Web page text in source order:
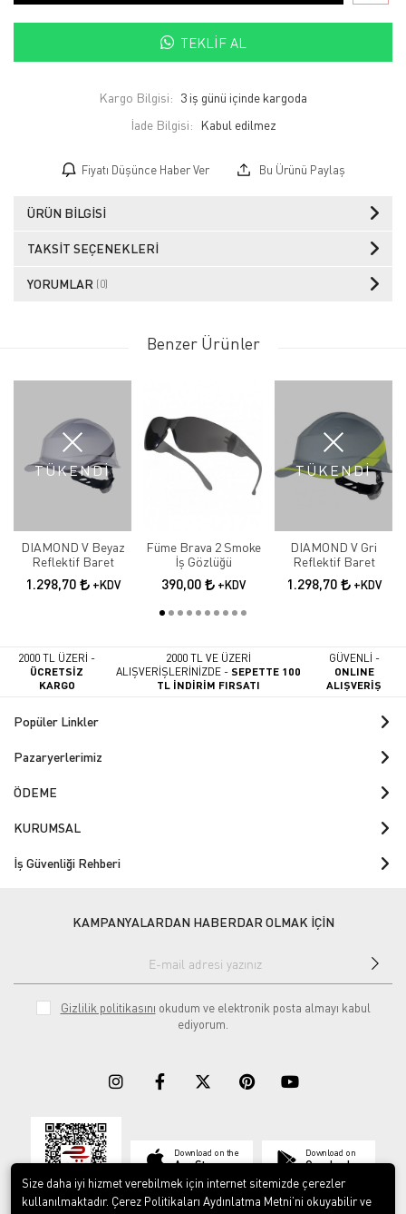
TEKLIF AL
Kargo Bilgisi: 3 iş günü içinde kargoda
İade Bilgisi:
Fiyatı Düşünce Haber Ver Bu Ürünü Paylaş
ÜRÜN BILGISI
TAKSIT SEÇENEKLERI
YORUMLAR (0)
Benzer Ürünler
TÜKENDİ
DIAMOND V Beyaz
Reflektif Baret
1.298,70 +KDV
Füme Brava 2 Smoke
İş Gözlüğü
390,00 +KDV
TÜKENDİ
DIAMOND V Gri
Reflektif Baret
1.298,70 +KDV
2000 TL ÜZERİ -
ÜCRETSİZ
KARGO
2000 TL VE ÜZERİ
ALIŞVERİŞLERİNİZDE -SEPETTE 100
TL İNDİRİM FIRSATI
GÜVENLİ -
ONLINE
ALIŞVERİŞ
Popüler Linkler
Pazaryerlerimiz
ÖDEME
KURUMSAL
İş Güvenliği Rehberi
KAMPANYALARDAN HABERDAR OLMAK İÇİN
Gizlilik politikasını okudum ve elektronik posta almayı kabul
ediyorum.
Download on the
App Store
Download on
Google play
Size daha iyi hizmet verebilmek için internet sitemizde çerezler
kullanılmaktadır. Çerez Politikaları Aydınlatma Metni’ni okuyabilir ve